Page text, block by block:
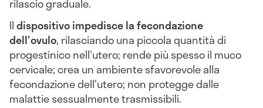
Ildispositivo impedisce la fecondazione
dell'ovulo, rilasciando una piccola quantità di
progestinico nell'utero; rende più spesso il muco
cervicale; crea un ambiente sfavorevole alla
fecondazione dell'utero; non protegge dalle
malattie sessualmente trasmissibili.